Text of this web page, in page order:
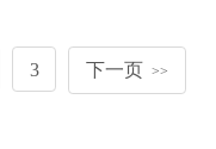
3 下一页 >>